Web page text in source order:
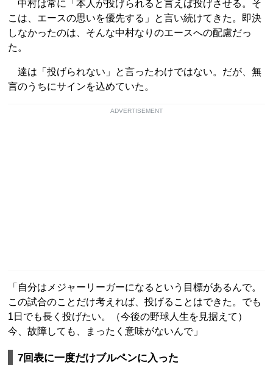
中村は常に「本人が投げられると言えば投げさせる。そ
こは、エースの思いを優先する」と言い続けてきた。即決
しなかったのは、そんな中村なりのエースへの配慮だっ
た。
達は「投げられない」と言ったわけではない。だが、無
言のうちにサインを込めていた。
ADVERTISEMENT
「自分はメジャーリーガーになるという目標があるんで。
この試合のことだけ考えれば、投げることはできた。でも
1日でも長く投げたい。（今後の野球人生を見据えて）
今、故障しても、まったく意味がないんで」
7回表に一度だけブルペンに入った